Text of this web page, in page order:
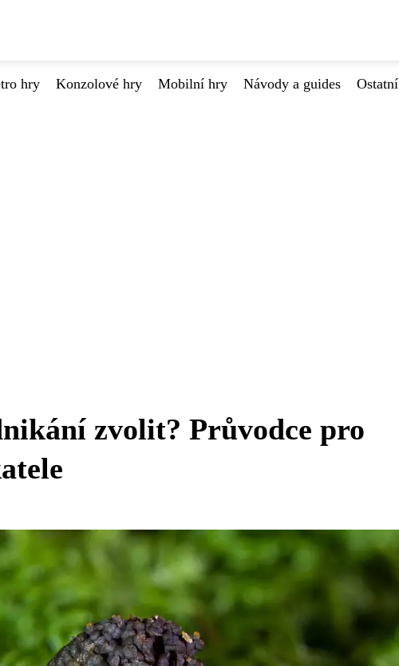
hry Konzolové hry Mobilní hry Návody a guides Ostatní
zvolit? Průvodce pro